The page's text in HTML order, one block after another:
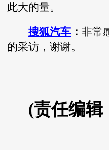
此大的量。
搜狐汽车 ： 非常
的采访，谢谢。
(责任编辑